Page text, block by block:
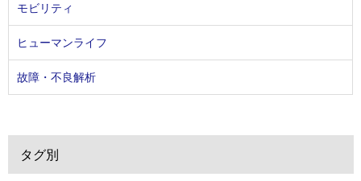
モビリティ
ヒューマンライフ
故障・不良解析
タグ別